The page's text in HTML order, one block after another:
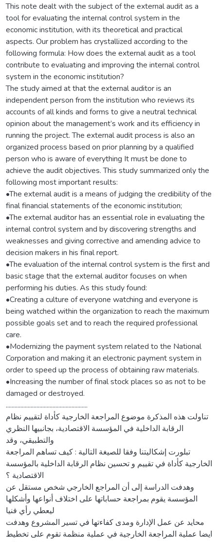
This note dealt with the subject of the external audit as a
tool for evaluating the internal control system in the
economic institution, with its theoretical and practical
aspects. Our problem has crystallized according to the
following formula: How does the external audit as a tool
contribute to evaluating and improving the internal control
system in the economic institution?
The study aimed at that the external auditor is an
independent person from the institution who reviews its
accounts of all kinds and forms to give a neutral technical
opinion about the management’s work and its efficiency in
running the project. The external audit process is also an
organized process based on prior planning by a qualified
person who is aware of everything It must be done to
achieve the audit objectives. This study summarized only the
following most important results:
•The external audit is a means of judging the credibility of the
final financial statements of the economic institution;
•The external auditor has an essential role in evaluating the
internal control system and by discovering strengths and
weaknesses and giving corrective and amending advice to
decision makers in his final report.
•The evaluation of the internal control system is the first and
basic stage that the external auditor focuses on when
performing his duties. As this study found:
•Creating a culture of everyone watching and everyone is
being watched within the organization to reach the maximum
possible goals set and to reach the required professional
care.
•Modernizing the payment system related to the National
Corporation and making it an electronic payment system in
order to speed up the process of obtaining raw materials.
•Increasing the number of final stock places so as not to be
damaged or destroyed.
........................................................
تناولت هذه المذكرة موضوع المراجعة الخارجية كأداة لتقييم نظام
الرقابة الداخلية في المؤسسة الاقتصادية، بجانبيها النظري
والتطبيقي، وقد
تبلورت إشكاليتنا وفقا للصيغة التالية : كيف تساهم المراجعة
الخارجية كأداة في تقييم و تحسين نظام الرقابة الداخلية بالمؤسسة
الاقتصادية ؟
وهدفت الدراسة إلى أن المراجع الخارجي شخص مستقل عن
المؤسسة يقوم بمراجعة حساباتها على اختلاف أنواعها وأشكلها
ليعطي رأي فنيا
محايد عن عمل الإدارة ومدى كفاءتها في تسير المشروع وهدفت
ايضا عملية المراجعة الخارجية في عملية منظمة تقوم على تخطيط